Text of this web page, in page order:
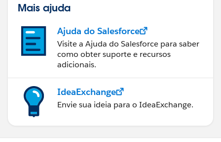
Mais ajuda
Ajuda do Salesforce
Visite a Ajuda do Salesforce para saber
como obter suporte e recursos
adicionais.
IdeaExchange
Envie sua ideia para o IdeaExchange.